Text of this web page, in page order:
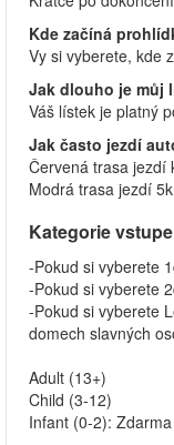
Kde začíná
Vy si vyberete, kde
Jak dlouho je můj
Váš lístek je platný
Jak často jezdí
Červená trasa jezdí
Modrá trasa jezdí
Kategorie
-Pokud si vyberete
-Pokud si vyberete
-Pokud si vyberete
domech slavných
Adult (13+)
Child (3-12)
Infant (0-2): Zdarma